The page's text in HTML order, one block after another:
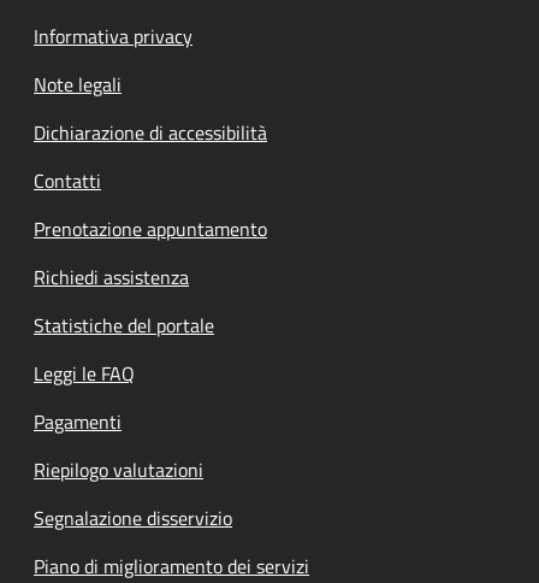
Informativa privacy
Note legali
Dichiarazione di accessibilità
Contatti
Prenotazione appuntamento
Richiedi assistenza
Statistiche del portale
Leggi le FAQ
Pagamenti
Riepilogo valutazioni
Segnalazione disservizio
Piano di miglioramento dei servizi